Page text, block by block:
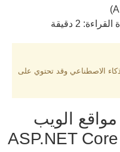
2 دقيقة
الاصطناعي وقد تحتوي على
الويب